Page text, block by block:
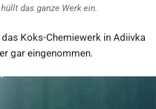
das ganze Werk ein.
Koks-Chemiewerk in Adiivka
gar eingenommen.